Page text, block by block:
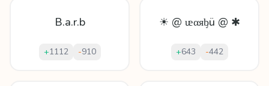
B.a.r.b
+1112 -910
☀ @ ᵫαᴙᶀü @ ✱
+643 -442